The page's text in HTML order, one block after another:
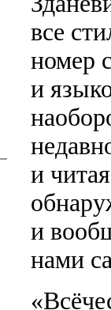
все
номер
и
и
и
нами